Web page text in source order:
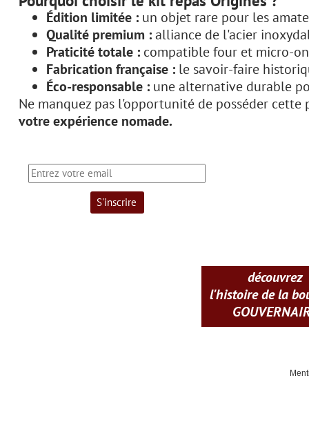
découvrez
l'histoire de la
Édition limitée : un objet rare pour les
Qualité premium :alliance de l'acier
Praticité totale : compatible four et micro-
Fabrication française : le savoir-faire
Éco-responsable : une alternative durable
Ne manquez pas l'opportunité de posséder
votre expérience nomade.